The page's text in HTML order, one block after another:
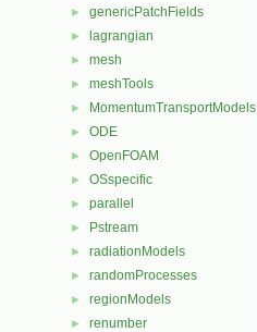
► genericPatchFields
► lagrangian
► mesh
► meshTools
► MomentumTransportModels
► ODE
► OpenFOAM
► OSspecific
► parallel
► Pstream
► radiationModels
► randomProcesses
► regionModels
► renumber